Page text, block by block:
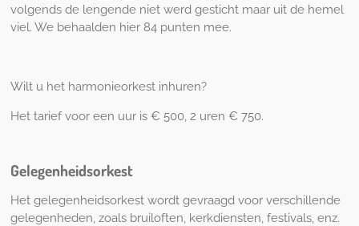
volgends de lengende niet werd gesticht maar uit de hemel
viel. We behaalden hier 84 punten mee.
Wilt u het harmonieorkest inhuren?
Het tarief voor een uur is € 500, 2 uren € 750.
Gelegenheidsorkest
Het gelegenheidsorkest wordt gevraagd voor verschillende
gelegenheden, zoals bruiloften, kerkdiensten, festivals, enz.